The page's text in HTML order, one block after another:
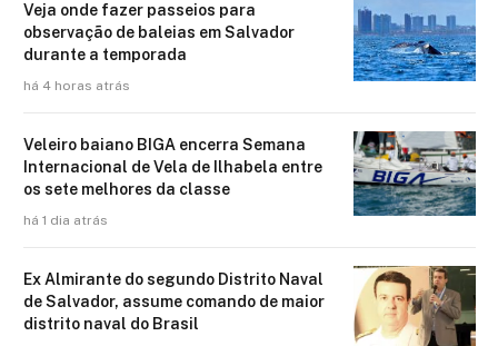
Veja onde fazer passeios para
observação de baleias em Salvador
durante a temporada
há 4 horas atrás
Veleiro baiano BIGA encerra Semana
Internacional de Vela de Ilhabela entre
os sete melhores da classe
há 1 dia atrás
Ex Almirante do segundo Distrito Naval
de Salvador, assume comando de maior
distrito naval do Brasil